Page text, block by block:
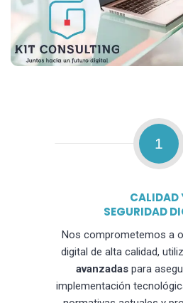
1
CALIDAD
SEGURIDAD
Nos comprometemos a
digital de alta calidad,
avanzadas para
implementación